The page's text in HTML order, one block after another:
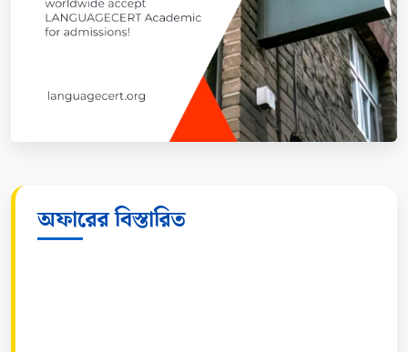
অফারের বিস্তারিত